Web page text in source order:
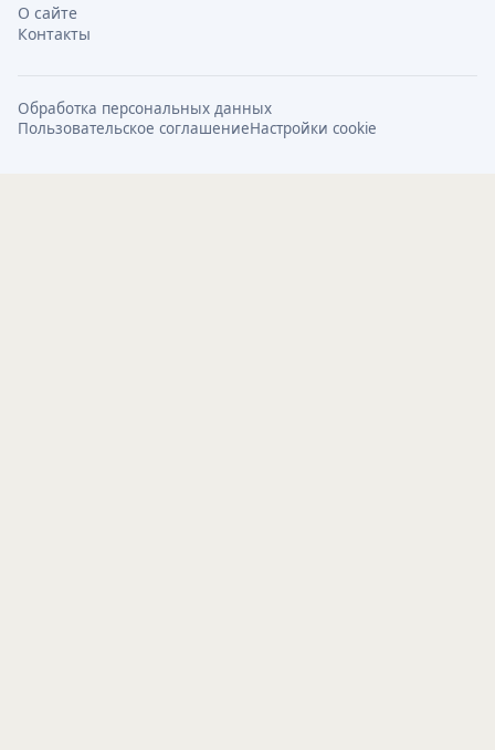
О сайте
Контакты
Обработка персональных данных
Пользовательское соглашениеНастройки cookie